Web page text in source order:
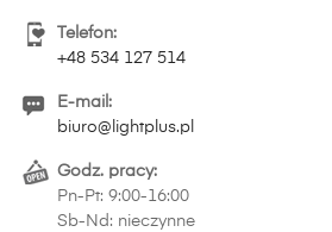
Telefon:
+48 534 127 514
E-mail:
biuro@lightplus.pl
Godz. pracy:
Pn-Pt: 9:00-16:00
Sb-Nd: nieczynne